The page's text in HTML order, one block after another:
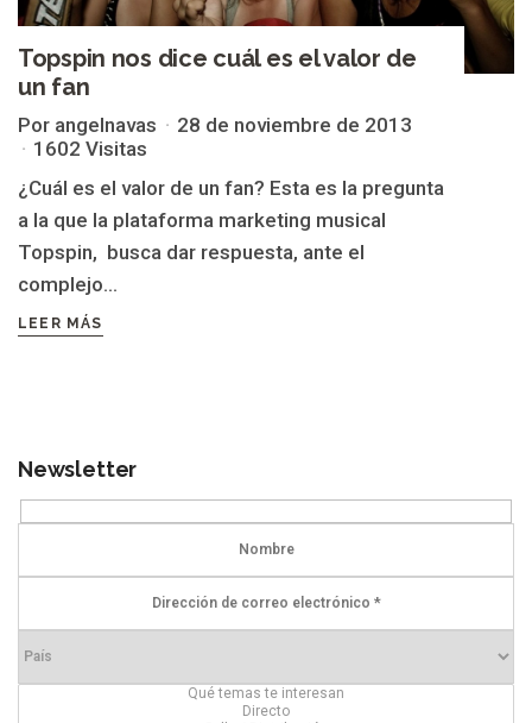
Topspin nos dice cuál es el valor de
un fan
Por angelnavas
28 de noviembre de 2013
1602 Visitas
¿Cuál es el valor de un fan? Esta es la pregunta
a la que la plataforma marketing musical
Topspin, busca dar respuesta, ante el
complejo...
LEER MÁS
Newsletter